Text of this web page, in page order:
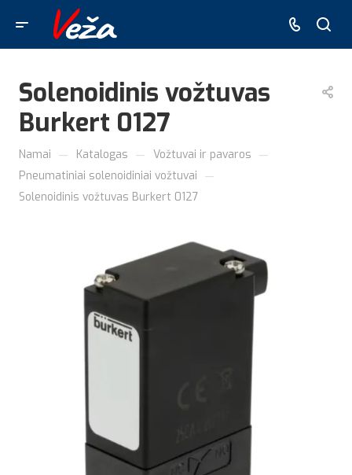
Solenoidinis vožtuvas
Burkert 0127
Namai — Katalogas — Vožtuvai ir pavaros —
Pneumatiniai solenoidiniai vožtuvai —
Solenoidinis vožtuvas Burkert 0127